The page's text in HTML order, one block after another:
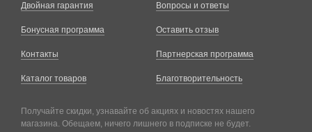
Двойная гарантия
Бонусная программа
Контакты
Каталог товаров
Вопросы и ответы
Оставить отзыв
Партнерская программа
Благотворительность
Получайте скидки, узнавайте об акциях и новостях нашего
магазина. Обещаем, ничего лишнего в подписке не будет.